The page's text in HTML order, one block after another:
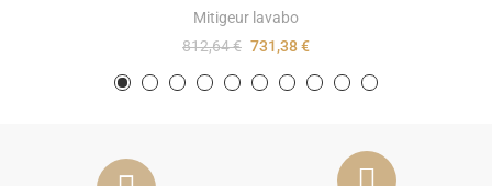
Mitigeur lavabo
812,64 € 731,38 €